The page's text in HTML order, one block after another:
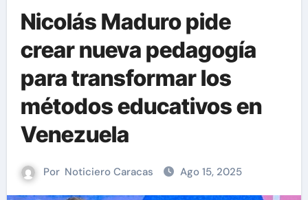
Nicolás Maduro pide
crear nueva pedagogía
para transformar los
métodos educativos en
Venezuela
Por Noticiero Caracas Ago 15, 2025